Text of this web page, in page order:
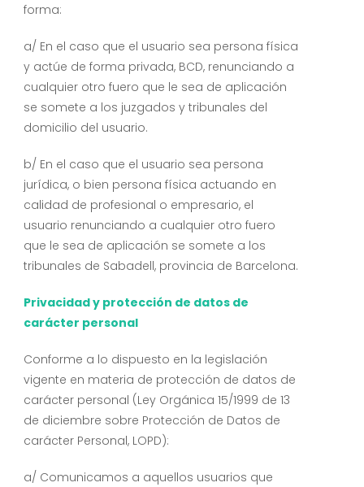
forma:
a/ En el caso que el usuario sea persona física
y actúe de forma privada, BCD, renunciando a
cualquier otro fuero que le sea de aplicación
se somete a los juzgados y tribunales del
domicilio del usuario.
b/ En el caso que el usuario sea persona
jurídica, o bien persona física actuando en
calidad de profesional o empresario, el
usuario renunciando a cualquier otro fuero
que le sea de aplicación se somete a los
tribunales de Sabadell, provincia de Barcelona.
Privacidad y protección de datos de
carácter personal
Conforme a lo dispuesto en la legislación
vigente en materia de protección de datos de
carácter personal (Ley Orgánica 15/1999 de 13
de diciembre sobre Protección de Datos de
carácter Personal, LOPD):
a/ Comunicamos a aquellos usuarios que